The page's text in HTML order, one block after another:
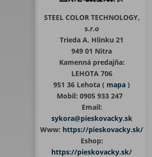
STEEL COLOR TECHNOLOGY,
s.r.o
Trieda A. Hlinku 21
949 01 Nitra
Kamenná predajňa:
LEHOTA 706
951 36 Lehota ( mapa )
Mobil: 0905 933 247
Email:
sykora@pieskovacky.sk
Www: https://pieskovacky.sk/
Eshop:
https://pieskovacky.sk/